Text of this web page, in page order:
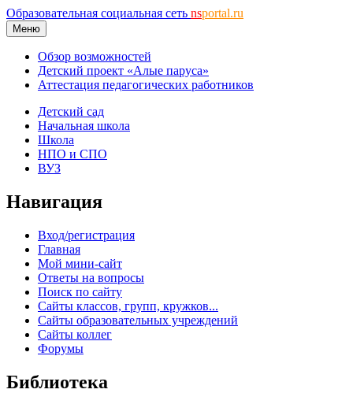
Образовательная социальная сеть nsportal.ru
Меню
Обзор возможностей
Детский проект «Алые паруса»
Аттестация педагогических работников
Детский сад
Начальная школа
Школа
НПО и СПО
ВУЗ
Навигация
Вход/регистрация
Главная
Мой мини-сайт
Ответы на вопросы
Поиск по сайту
Сайты классов, групп, кружков...
Сайты образовательных учреждений
Сайты коллег
Форумы
Библиотека